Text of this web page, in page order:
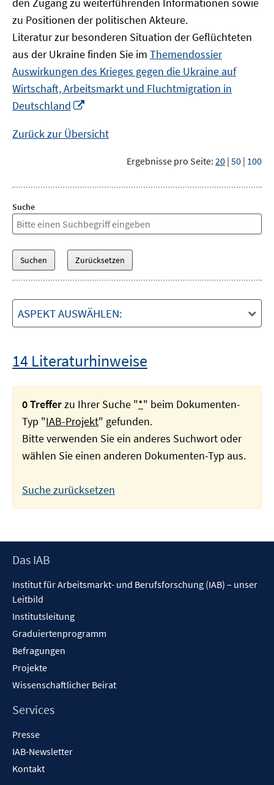
zu Positionen der politischen Akteure.
Literatur zur besonderen Situation der Geflüchteten
aus der Ukraine finden Sie im Themendossier
Auswirkungen des Krieges gegen die Ukraine auf
Wirtschaft, Arbeitsmarkt und Fluchtmigration in
Deutschland
Fenster
Zurück zur Übersicht
Ergebnisse pro Seite: 20 | 50 | 100
Suche
ASPEKT AUSWÄHLEN:
14 Literaturhinweise
0 Trefferzu Ihrer Suche "*" beim Dokumenten-
Typ "IAB-Projekt" gefunden.
Bitte verwenden Sie ein anderes Suchwort oder
wählen Sie einen anderen Dokumenten-Typ aus.
Suche zurücksetzen
Footer
Das IAB
Institut für Arbeitsmarkt- und Berufsforschung (IAB) – unser
Leitbild
Institutsleitung
Graduiertenprogramm
Befragungen
Projekte
Wissenschaftlicher Beirat
Services
Presse
IAB-Newsletter
Kontakt